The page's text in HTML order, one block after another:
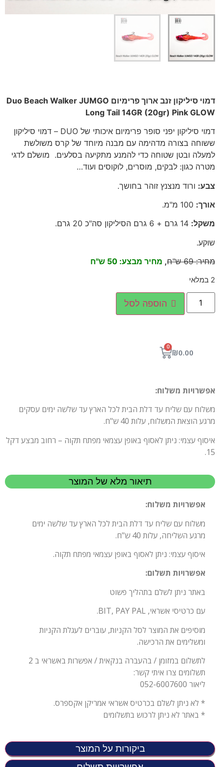
דמוי סיליקון זנב ארוך פרימיום Duo Beach Walker JUMGO
Long Tail 14GR (20gr) Pink GLOW
דמוי סיליקון יפני סופר פרימיום איכותי של DUO – דמוי סיליקון
ששוחה בצורה מדהימה עם מבנה מיוחד של קרס משולשת
למעלה ובטן שטוחה כדי להמנע מתקיעה בסלעים. מושלם לדגי
מטרה כגון: לבקים, מוסרים, לוקוסים ועוד…
צבע: ורוד מנצנץ זוהר בחושך.
אורך:
משקל:
שוקע.
מחיר:69 ש"ח , מחיר מבצע: 50 ש"ח
2 במלאי
הוספה לסל
₪0.00
0
אפשרויות משלוח:
משלוח עם שליח עד דלת הבית לכל הארץ עד שלשה ימים עסקים
מרגע הוצאת המשלוח, עלות 40 ש"ח.
איסוף עצמי: ניתן לאסוף באופן עצמאי מפתח תקוה – רחוב מבצע דקל
15.
תיאור מלא של המוצר
ביקורות על המוצר
אפשרויות משלוח:
משלוח עם שליח עד דלת הבית לכל הארץ עד שלשה ימים
מרגע השליחה, עלות 40 ש"ח.
איסוף עצמי: ניתן לאסוף באופן עצמאי מפתח תקוה.
אפשרויות תשלום:
באתר ניתן לשלם בתהליך פשוט
עם כרטיסי אשראי, BIT, PAY PAL.
מוסיפים את המוצר לסל הקניות, עוברים לעגלת הקניות
ומשלימים את הרכישה.
לתשלום במזומן / בהעברה בנקאית / אפשרות באשראי ב 2
תשלומים צרו איתי קשר:
ליאור 052-6007600
* לא ניתן לשלם בכרטיס אשראי אמריקן אקספרס.
* באתר לא ניתן לרכוש בתשלומים